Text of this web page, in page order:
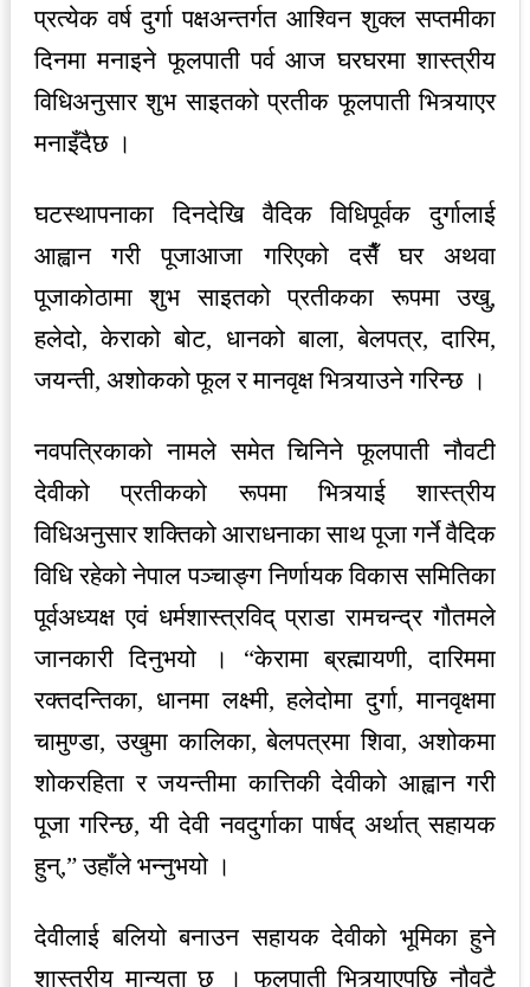
प्रत्येक वर्ष दुर्गा पक्षअन्तर्गत आश्विन शुक्ल सप्तमीका
दिनमा मनाइने फूलपाती पर्व आज घरघरमा शास्त्रीय
विधिअनुसार शुभ साइतको प्रतीक फूलपाती भित्र्याएर
मनाइँदैछ ।
घटस्थापनाका दिनदेखि वैदिक विधिपूर्वक दुर्गालाई
आह्वान गरी पूजाआजा गरिएको दसैँ घर अथवा
पूजाकोठामा शुभ साइतको प्रतीकका रूपमा उखु,
हलेदो, केराको बोट, धानको बाला, बेलपत्र, दारिम,
जयन्ती, अशोकको फूल र मानवृक्ष भित्र्याउने गरिन्छ ।
नवपत्रिकाको नामले समेत चिनिने फूलपाती नौवटी
देवीको प्रतीकको रूपमा भित्र्याई शास्त्रीय
विधिअनुसार शक्तिको आराधनाका साथ पूजा गर्ने वैदिक
विधि रहेको नेपाल पञ्चाङ्ग निर्णायक विकास समितिका
पूर्वअध्यक्ष एवं धर्मशास्त्रविद् प्राडा रामचन्द्र गौतमले
जानकारी दिनुभयो । “केरामा ब्रह्मायणी, दारिममा
रक्तदन्तिका, धानमा लक्ष्मी, हलेदोमा दुर्गा, मानवृक्षमा
चामुण्डा, उखुमा कालिका, बेलपत्रमा शिवा, अशोकमा
शोकरहिता र जयन्तीमा कात्तिकी देवीको आह्वान गरी
पूजा गरिन्छ, यी देवी नवदुर्गाका पार्षद् अर्थात् सहायक
हुन्,” उहाँले भन्नुभयो ।
देवीलाई बलियो बनाउन सहायक देवीको भूमिका हुने
शास्त्रीय मान्यता छ । फूलपाती भित्र्याएपछि नौवटै